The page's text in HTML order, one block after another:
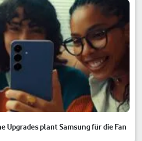
Upgrades plant Samsung für die Fan